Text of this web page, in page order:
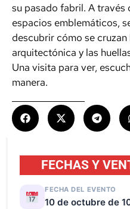
su pasado fabril. A través
espacios emblemáticos,
descubrir cómo se
arquitectónica y las
Una visita para ver,
manera.
FECHAS Y
FECHA DEL EVENTO
10 de octubre de